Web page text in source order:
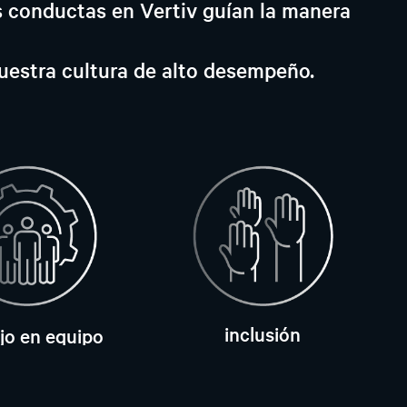
en Vertiv guían la manera
cultura de alto desempeño.
en equipo inclusión